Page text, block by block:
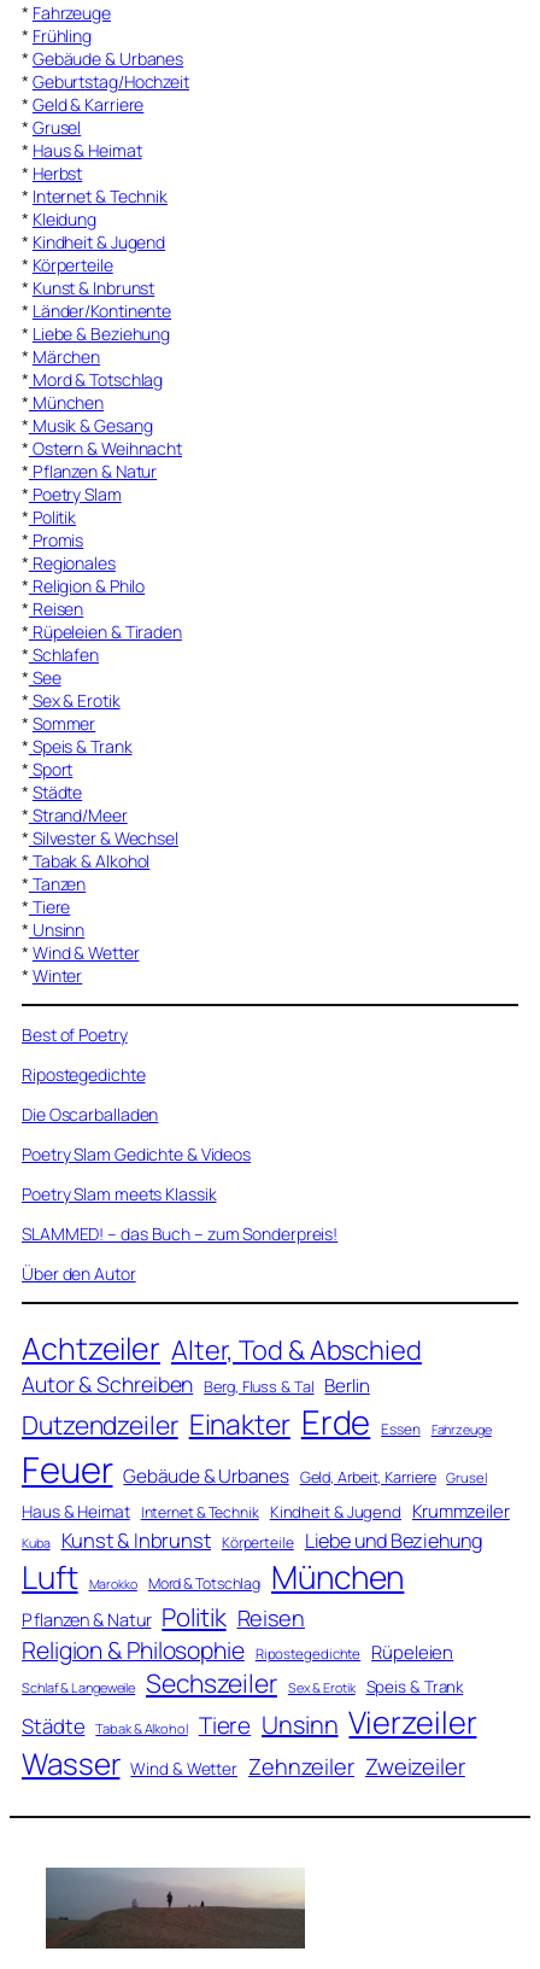
* Fahrzeuge
* Frühling
* Gebäude & Urbanes
* Geburtstag/Hochzeit
* Geld & Karriere
* Grusel
* Haus & Heimat
* Herbst
* Internet & Technik
* Kleidung
* Kindheit & Jugend
* Körperteile
* Kunst & Inbrunst
* Länder/Kontinente
* Liebe & Beziehung
* Märchen
* Mord & Totschlag
* München
* Musik & Gesang
* Ostern & Weihnacht
* Pflanzen & Natur
* Poetry Slam
* Politik
* Promis
* Regionales
* Religion & Philo
* Reisen
* Rüpeleien & Tiraden
* Schlafen
* See
* Sex & Erotik
* Sommer
* Speis & Trank
* Sport
* Städte
* Strand/Meer
* Silvester & Wechsel
* Tabak & Alkohol
* Tanzen
* Tiere
* Unsinn
* Wind & Wetter
* Winter
Best of Poetry
Ripostegedichte
Die Oscarballaden
Poetry Slam Gedichte & Videos
Poetry Slam meets Klassik
SLAMMED! – das Buch – zum Sonderpreis!
Über den Autor
Achtzeiler Alter, Tod & Abschied
Autor & Schreiben Berg, Fluss & Tal Berlin
Dutzendzeiler Einakter Erde Essen Fahrzeuge
Feuer Gebäude & Urbanes Geld, Arbeit, Karriere Grusel
Haus & Heimat Internet & Technik Kindheit & Jugend Krummzeiler
Kuba Kunst & Inbrunst Körperteile Liebe und Beziehung
Luft Marokko Mord & Totschlag München
Pflanzen & Natur Politik Reisen
Religion & Philosophie Ripostegedichte Rüpeleien
Schlaf & Langeweile Sechszeiler Sex & Erotik Speis & Trank
Städte Tabak & Alkohol Tiere Unsinn Vierzeiler
Wasser Wind & Wetter Zehnzeiler Zweizeiler